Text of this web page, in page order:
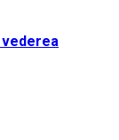
vederea